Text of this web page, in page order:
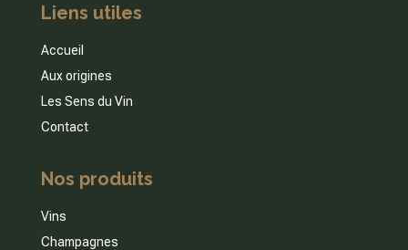
Liens utiles
Accueil
Aux origines
Les Sens du Vin
Contact
Nos produits
Vins
Champagnes